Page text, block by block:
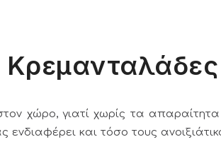
Κρεμανταλάδες
χώρο, γιατί χωρίς τα
και τόσο τους